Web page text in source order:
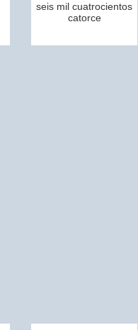
seis mil cuatrocientos
catorce